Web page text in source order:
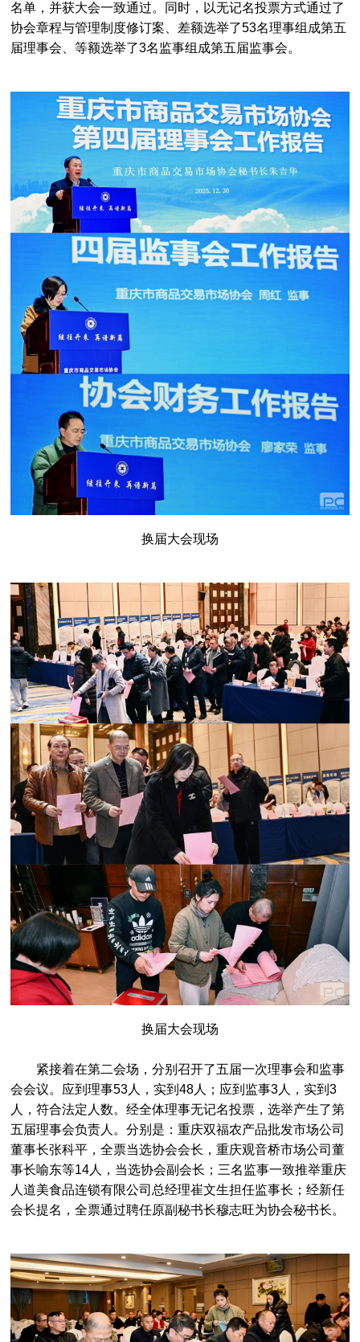
名单，并获大会一致通过。同时，以无记名投票方式通过了
协会章程与管理制度修订案、差额选举了53名理事组成第五
届理事会、等额选举了3名监事组成第五届监事会。
换届大会现场
换届大会现场
紧接着在第二会场，分别召开了五届一次理事会和监事
会会议。应到理事53人，实到48人；应到监事3人，实到3
人，符合法定人数。经全体理事无记名投票，选举产生了第
五届理事会负责人。分别是：重庆双福农产品批发市场公司
董事长张科平，全票当选协会会长，重庆观音桥市场公司董
事长喻东等14人，当选协会副会长；三名监事一致推举重庆
人道美食品连锁有限公司总经理崔文生担任监事长；经新任
会长提名，全票通过聘任原副秘书长穆志旺为协会秘书长。